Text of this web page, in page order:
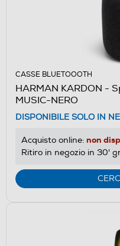
CASSE BLUETOOOTH
HARMAN KARDON -
MUSIC-NERO
DISPONIBILE SOLO IN
Acquisto online: non
Ritiro in negozio in 30'